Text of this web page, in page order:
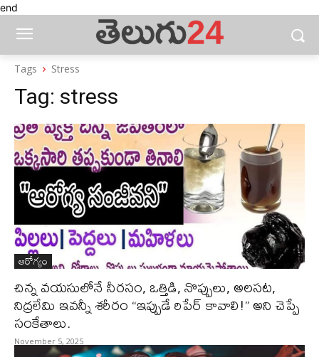
end
Tags Stress
Tag: stress
ఆరోగ్యం
చిన్న వయసులోనే నీరసం, ఒత్తిడి, నొప్పులు, అలసట,
నిద్రలేమి ఇవన్నీ శరీరం “ఇప్పుడే రిపేర్ కావాలి!” అని చెప్పే
సంకేతాలు.
November 5, 2025